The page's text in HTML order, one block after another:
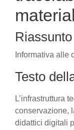
Riassunto
Informativa alle
Testo
L’infrastruttura
conservazione,
didattici digitali